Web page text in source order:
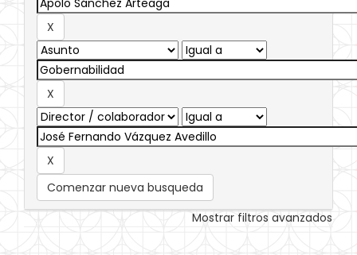
Comenzar nueva busqueda
Mostrar filtros avanzados